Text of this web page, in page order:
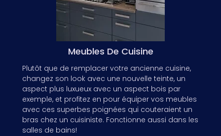
Plutôt que de remplacer votre ancienne cuisine,
changez son look avec une nouvelle teinte, un
aspect plus luxueux avec un aspect bois par
exemple, et profitez en pour équiper vos meubles
avec ces superbes poignées qui couteraient un
bras chez un cuisiniste. Fonctionne aussi dans les
salles de bains!
Meubles De Cuisine